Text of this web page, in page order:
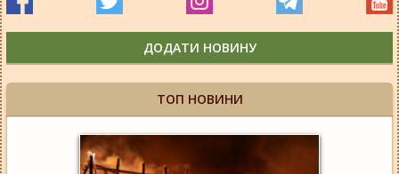
ДОДАТИ НОВИНУ
ТОП НОВИНИ